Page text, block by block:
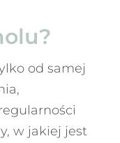
od samej
w jakiej jest